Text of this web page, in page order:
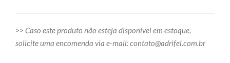
>> Caso este produto não esteja disponível em estoque,
solicite uma encomenda via e-mail:contato@adrifel.com.br